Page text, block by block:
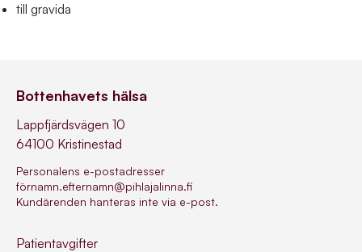
till gravida
Bottenhavets hälsa
Lappfjärdsvägen 10
64100 Kristinestad
Personalens e-postadresser
förnamn.efternamn@pihlajalinna.fi
Kundärenden hanteras inte via e-post.
Patientavgifter